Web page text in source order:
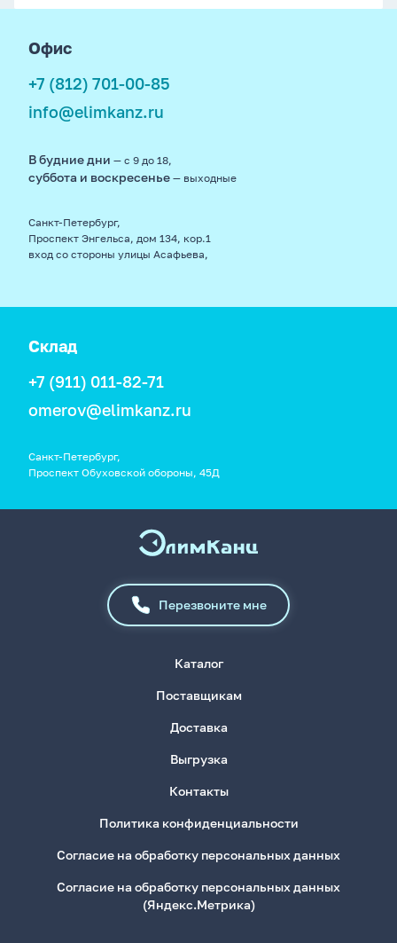
Офис
+7 (812) 701-00-85
info@elimkanz.ru
В будние дни — с 9 до 18,
суббота и воскресенье — выходные
Санкт-Петербург,
Проспект Энгельса, дом 134, кор.1
вход со стороны улицы Асафьева,
Склад
+7 (911) 011-82-71
omerov@elimkanz.ru
Санкт-Петербург,
Проспект Обуховской обороны, 45Д
Перезвоните мне
Каталог
Поставщикам
Доставка
Выгрузка
Контакты
Политика конфиденциальности
Согласие на обработку персональных данных
Согласие на обработку персональных данных
(Яндекс.Метрика)